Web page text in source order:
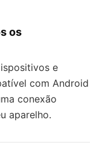
os
e
com Android
conexão
aparelho.